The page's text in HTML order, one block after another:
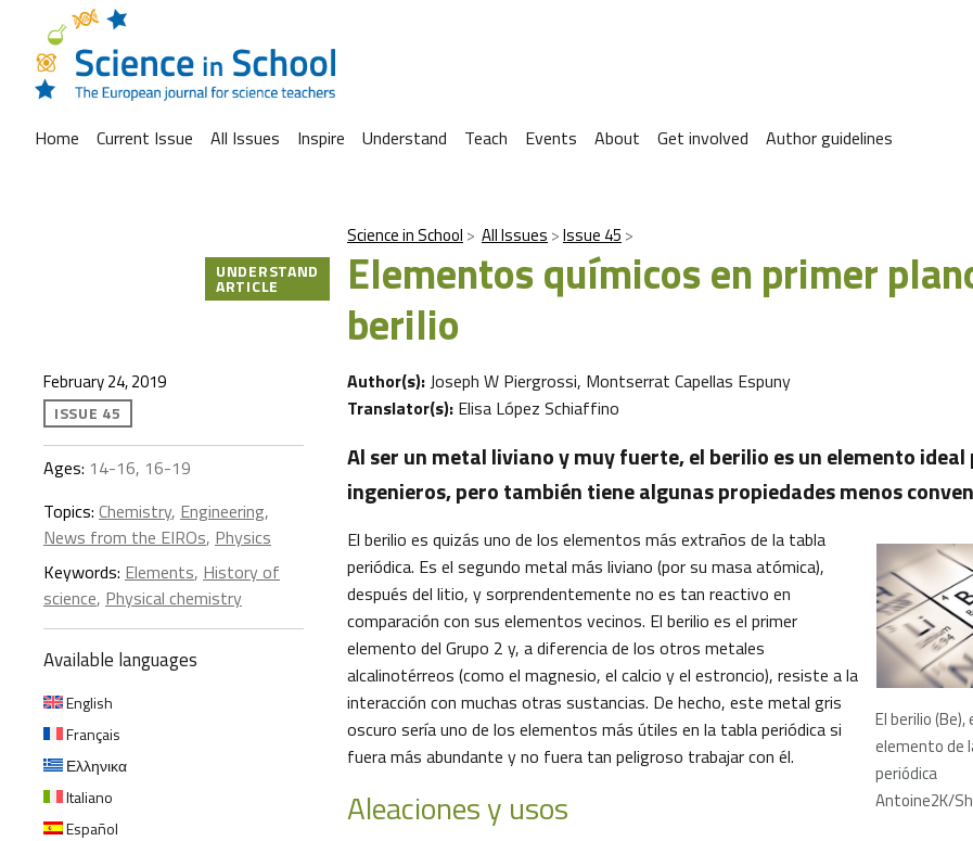
Home Current Issue All Issues Inspire Understand Teach Events About Get involved Author guidelines
Science in School All Issues Issue 45
Elementos químicos en primer
berilio
UNDERSTAND
ARTICLE
February 24, 2019
ISSUE 45
Ages: 14-16, 16-19
Topics: Chemistry, Engineering,
News from the EIROs, Physics
Keywords: Elements, History of
science, Physical chemistry
Available languages
English
Français
Ελληνικα
Italiano
Español
Author(s):Joseph W Piergrossi, Montserrat Capellas Espuny
Translator(s): Elisa López Schiaffino
Al ser un metal liviano y muy fuerte, el berilio es un elemento ideal
ingenieros, pero también tiene algunas propiedades menos
El berilio
elemento de
periódica
Antoine2K/
El berilio es quizás uno de los elementos más extraños de la tabla
periódica. Es el segundo metal más liviano (por su masa atómica),
después del litio, y sorprendentemente no es tan reactivo en
comparación con sus elementos vecinos. El berilio es el primer
elemento del Grupo 2 y, a diferencia de los otros metales
alcalinotérreos (como el magnesio, el calcio y el estroncio), resiste a la
interacción con muchas otras sustancias. De hecho, este metal gris
oscuro sería uno de los elementos más útiles en la tabla periódica si
fuera más abundante y no fuera tan peligroso trabajar con él.
Aleaciones y usos